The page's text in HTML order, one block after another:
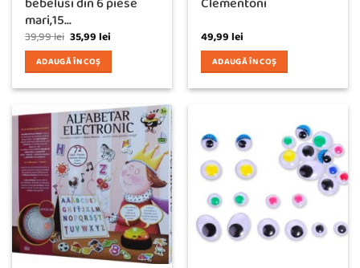
mari,15...
39,99lei Prețul
inițial
a
fost:
39,99 lei.
35,99lei
curent
este:
35,99 lei.
ADAUGĂ ÎN COȘ
49,99lei
ADAUGĂ ÎN COȘ